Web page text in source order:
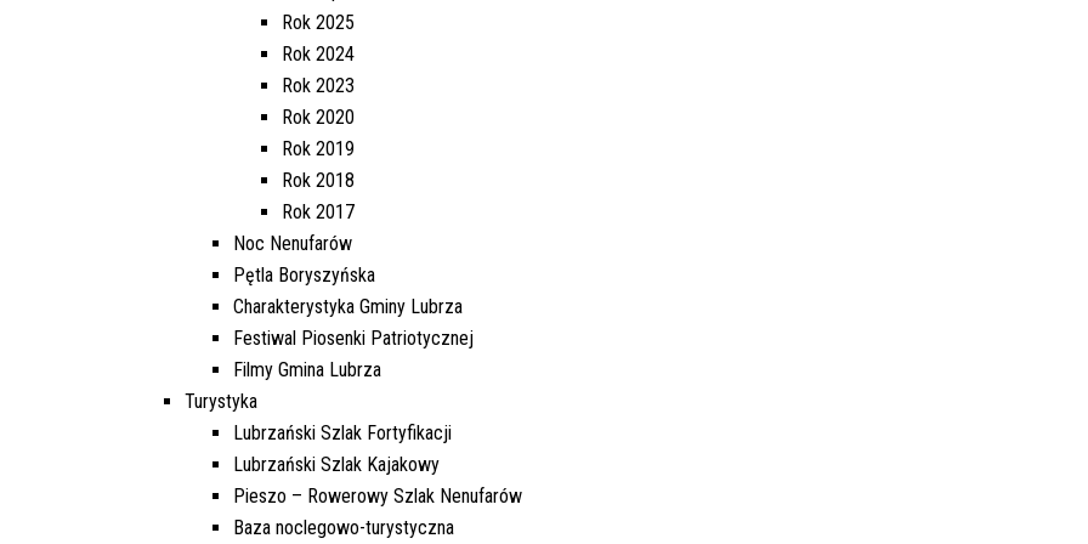
PRZEBUDOWA DROGI GMINNEJ W M.
NR.WNIOSKU:
02/2021/7014/POLSKILAD
KWOTA WNIOSKOWANA:
1.493.445.90 ZŁ
ZREALIZOWANE
EDYCJA 2/2021
PRZEBUDOWA DROGI GMINNEJ W M.
BORYSZYN - ETAP II
NR.WNIOSKU:
02/2021/7017/POLSKILAD
KWOTA WNIOSKOWANA:
1.520.000.00 ZŁ
ZREALIZOWANE
EDYCJA 2/2021
LUBRZA W MIEJSCOWOŚCI BUCZE
Rok 2025
Rok 2024
Rok 2023
Rok 2020
Rok 2019
Rok 2018
Rok 2017
Noc Nenufarów
Pętla Boryszyńska
Charakterystyka Gminy Lubrza
Festiwal Piosenki Patriotycznej
Filmy Gmina Lubrza
Turystyka
Lubrzański Szlak Fortyfikacji
Lubrzański Szlak Kajakowy
Pieszo – Rowerowy Szlak Nenufarów
Baza noclegowo-turystyczna